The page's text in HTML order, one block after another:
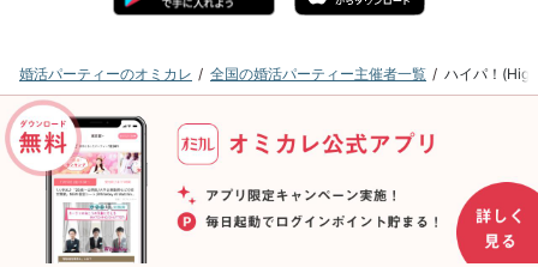
婚活パーティーのオミカレ 全国の婚活パーティー主催者一覧 ハイパ！